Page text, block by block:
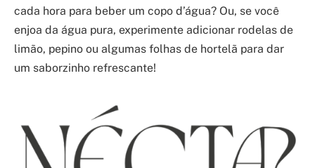
cada hora para beber um copo d’água? Ou, se você
enjoa da água pura, experimente adicionar rodelas de
limão, pepino ou algumas folhas de hortelã para dar
um saborzinho refrescante!